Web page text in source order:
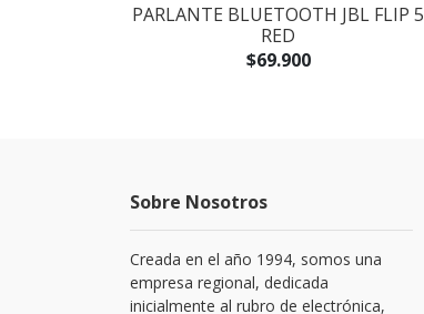
PARLANTE BLUETOOTH JBL FLIP 5
RED
$69.900
Sobre Nosotros
Creada en el año 1994, somos una
empresa regional, dedicada
inicialmente al rubro de electrónica,